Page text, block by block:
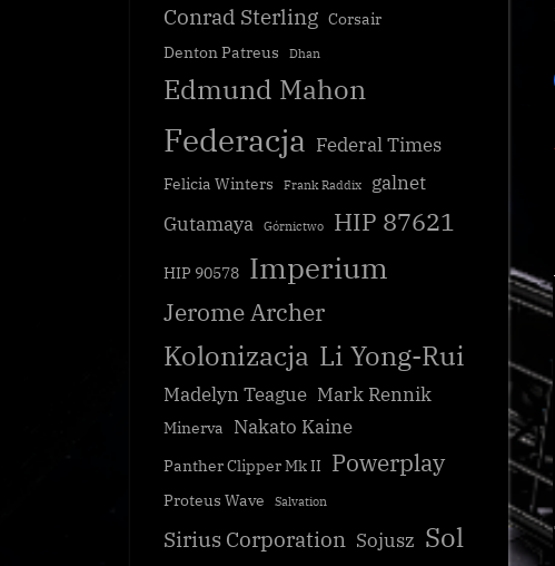
szpiegującymi
Galnet
Conrad Sterling Corsair
Denton Patreus
Dhan
Edmund Mahon
Federacja Federal Times
Felicia Winters Frank Raddix
galnet
Gutamaya
Górnictwo HIP 87621
HIP 90578 Imperium
Jerome Archer
Kolonizacja Li Yong-Rui
Madelyn Teague Mark Rennik
Minerva Nakato Kaine
Panther Clipper Mk II Powerplay
Proteus Wave Salvation
Sirius Corporation Sojusz Sol